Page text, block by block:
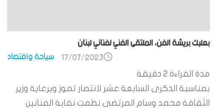
بعلبك بريشة الفن، الملتقى الفني لفناني لبنان
سياحة واقتصاد 17/07/2023
مدة القراءة 2 دقيقة
بمناسبة الذكرى السابعة عشر لانتصار تموز وبرعاية وزير
الثقافة محمد وسام المرتضى نظمت نقابة الفنانين